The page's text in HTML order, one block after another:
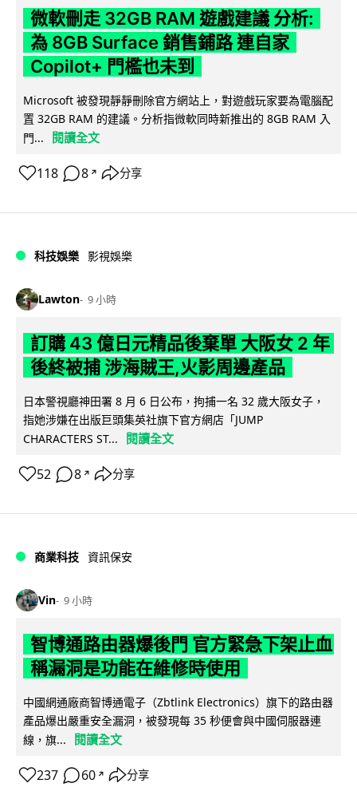
微軟刪走 32GB RAM 遊戲建議 分析:
為 8GB Surface 銷售鋪路 連自家
Copilot+ 門檻也未到
Microsoft 被發現靜靜刪除官方網站上，對遊戲玩家要為電腦配
置 32GB RAM 的建議。分析指微軟同時新推出的 8GB RAM 入
門...
閱讀全文
118 8 ↗ 分享
科技娛樂 影視娛樂
Lawton 9 小時
訂購 43 億日元精品後棄單 大阪女 2 年
後終被捕 涉海賊王,火影周邊產品
日本警視廳神田署 8 月 6 日公布，拘捕一名 32 歲大阪女子，
指她涉嫌在出版巨頭集英社旗下官方網店「JUMP
CHARACTERS ST...
閱讀全文
52 8 ↗ 分享
商業科技 資訊保安
Vin 9 小時
智博通路由器爆後門 官方緊急下架止血
稱漏洞是功能在維修時使用
中國網通廠商智博通電子（Zbtlink Electronics）旗下的路由器
產品爆出嚴重安全漏洞，被發現每 35 秒便會與中國伺服器連
線，旗...
閱讀全文
237 60 ↗ 分享